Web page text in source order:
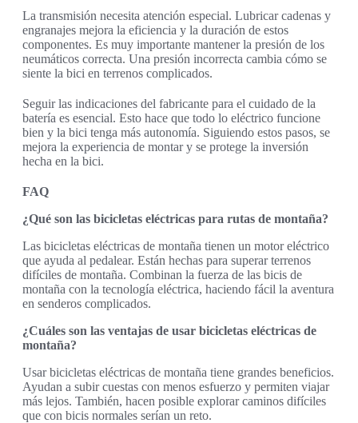
La transmisión necesita atención especial. Lubricar cadenas y
engranajes mejora la eficiencia y la duración de estos
componentes. Es muy importante mantener la presión de los
neumáticos correcta. Una presión incorrecta cambia cómo se
siente la bici en terrenos complicados.
Seguir las indicaciones del fabricante para el cuidado de la
batería es esencial. Esto hace que todo lo eléctrico funcione
bien y la bici tenga más autonomía. Siguiendo estos pasos, se
mejora la experiencia de montar y se protege la inversión
hecha en la bici.
FAQ
¿Qué son las bicicletas eléctricas para rutas de montaña?
Las bicicletas eléctricas de montaña tienen un motor eléctrico
que ayuda al pedalear. Están hechas para superar terrenos
difíciles de montaña. Combinan la fuerza de las bicis de
montaña con la tecnología eléctrica, haciendo fácil la aventura
en senderos complicados.
¿Cuáles son las ventajas de usar bicicletas eléctricas de
montaña?
Usar bicicletas eléctricas de montaña tiene grandes beneficios.
Ayudan a subir cuestas con menos esfuerzo y permiten viajar
más lejos. También, hacen posible explorar caminos difíciles
que con bicis normales serían un reto.